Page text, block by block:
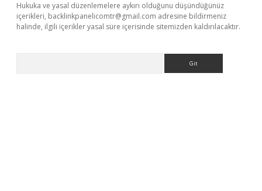
Hukuka ve yasal düzenlemelere aykırı olduğunu düşündüğünüz
içerikleri, backlinkpanelicomtr@gmail.com adresine bildirmeniz
halinde, ilgili içerikler yasal süre içerisinde sitemizden kaldırılacaktır.